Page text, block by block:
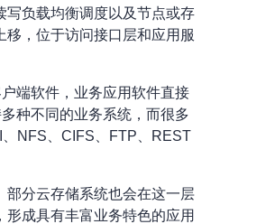
写负载均衡调度以及节点或存
，位于访问接口层和应用服
端软件，业务应用软件直接
种不同的业务系统，而很多
NFS、CIFS、FTP、REST
部分云存储系统也会在这一层
成具有丰富业务特色的应用